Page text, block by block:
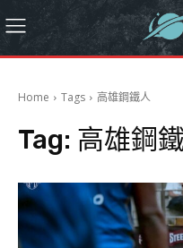
Home Tags 高雄鋼鐵人
Tag: 高雄鋼